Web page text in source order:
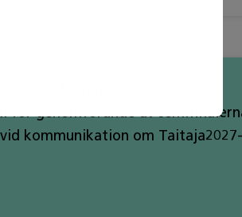
för genomförande av
kommunikation om Taitaja2027-